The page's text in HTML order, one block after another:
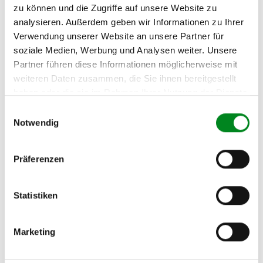
zu können und die Zugriffe auf unsere Website zu
analysieren. Außerdem geben wir Informationen zu Ihrer
Verwendung unserer Website an unsere Partner für
soziale Medien, Werbung und Analysen weiter. Unsere
Partner führen diese Informationen möglicherweise mit
weiteren Daten zusammen, die Sie ihnen bereitgestellt
Notwendig
Präferenzen
Statistiken
Marketing
Oder einfachim Chatnachfragen.
Hersteller/EU Verantwortliche
Person
TMC Turbolader Manufaktur Coesfeld
Telefon: